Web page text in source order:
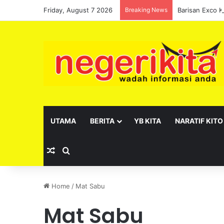
Friday, August 7 2026 Breaking News
UTAMA BERITA YB KITA NARATIF KITO
Random Article
Home / Mat Sabu
Mat Sabu